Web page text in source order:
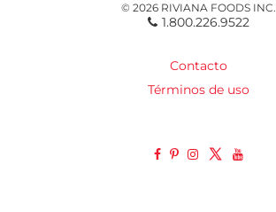
© 2026 RIVIANA FOODS INC.
1.800.226.9522
Contacto
Términos de uso